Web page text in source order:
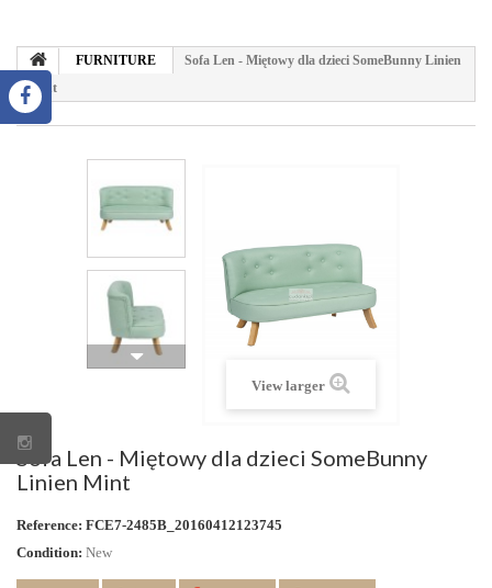
FURNITURE
Sofa Len - Miętowy dla dzieci SomeBunny Linien
Mint
View larger
Sofa Len - Miętowy dla dzieci SomeBunny
Linien Mint
Reference: FCE7-2485B_20160412123745
Condition: New